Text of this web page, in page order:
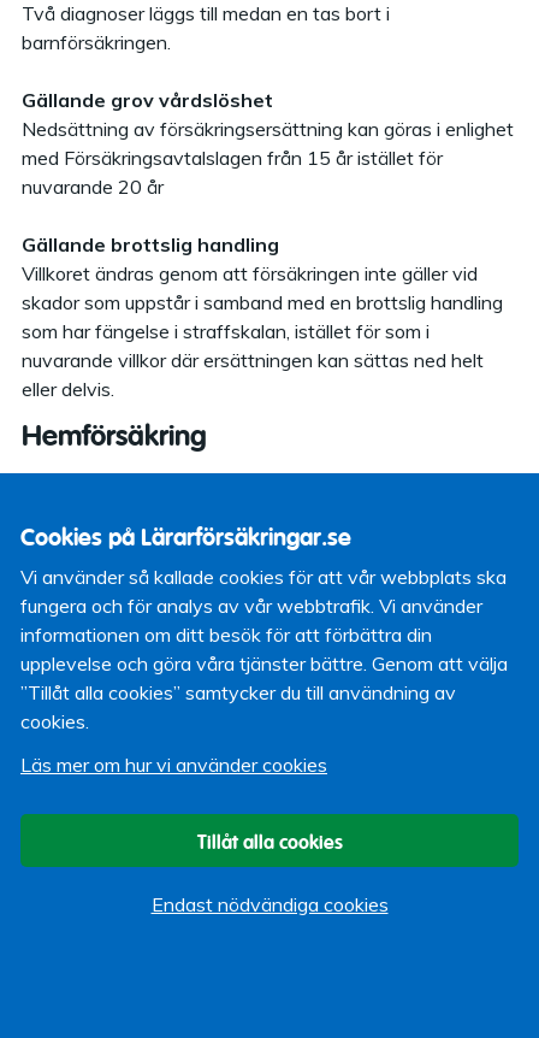
Cookies på Lärarförsäkringar.se
Vi använder så kallade cookies för att vår webbplats ska
fungera och för analys av vår webbtrafik. Vi använder
informationen om ditt besök för att förbättra din
upplevelse och göra våra tjänster bättre. Genom att välja
”Tillåt alla cookies” samtycker du till användning av
cookies.
Läs mer om hur vi använder cookies
Tillåt alla cookies
Endast nödvändiga cookies
Två diagnoser läggs till medan en tas bort i
barnförsäkringen.
Gällande grov vårdslöshet
Nedsättning av försäkringsersättning kan göras i enlighet
med Försäkringsavtalslagen från 15 år istället för
nuvarande 20 år
Gällande brottslig handling
Villkoret ändras genom att försäkringen inte gäller vid
skador som uppstår i samband med en brottslig handling
som har fängelse i straffskalan, istället för som i
nuvarande villkor där ersättningen kan sättas ned helt
eller delvis.
Hemförsäkring
Idag finns aktsamhetskrav vid brand i villaförsäkringen,
exempel ska du som använder eldstad sota enligt
reglerna i din kommun och följa eldningsinstruktionerna för
din eldstad.
Vad som klassas som stöldbegärlig egendom utökas med
klädesplagg, skor och väskor som har ett marknadsvärde
över 10 000 kronor per föremål.
vårdnadstvister. Den karensen tas bort från 1 januari
av våld i nära relationer inträffat.
I rättsskyddet införs ett maxbelopp på 40 000 kr för
utlägg. Exempel på utlägg är kostnader för besiktningar